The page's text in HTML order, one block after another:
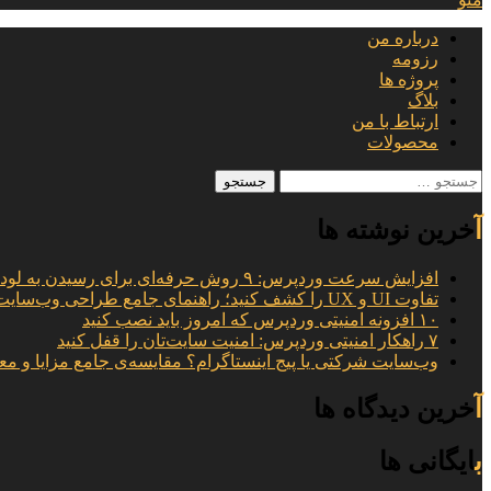
درباره من
رزومه
پروژه ها
بلاگ
ارتباط با من
محصولات
جستجو
آخرین نوشته ها
افزایش سرعت وردپرس: ۹ روش حرفه‌ای برای رسیدن به لود ۱ ثانیه
تفاوت UI و UX را کشف کنید؛ راهنمای جامع طراحی وب‌سایت
۱۰ افزونه امنیتی وردپرس که امروز باید نصب کنید
۷ راهکار امنیتی وردپرس: امنیت سایت‌تان را قفل کنید
وب‌سایت شرکتی یا پیج اینستاگرام؟ مقایسه‌ی جامع مزایا و
آخرین دیدگاه ها
بایگانی ها